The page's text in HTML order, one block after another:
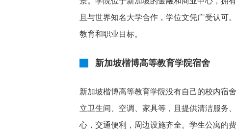
且与世界知名大学合作，学位文凭广受认可
教育和职业目标。
新加坡楷博高等教育学院宿舍
新加坡楷博高等教育学院没有自己的校内宿
立卫生间、空调、家具等，且提供清洁服务
心，交通便利，周边设施齐全。学生公寓的